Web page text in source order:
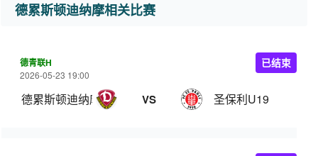
德累斯顿迪纳摩相关比赛
德青联H
2026-05-23 19:00
德累斯顿迪纳摩U19 VS 圣保利U19
已结束